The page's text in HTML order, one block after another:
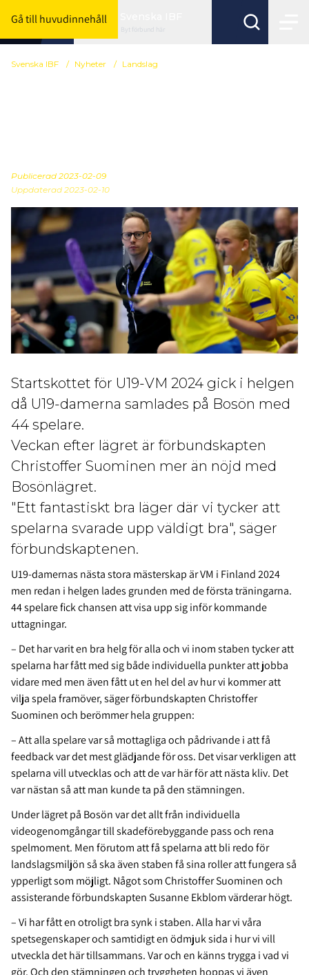
Gå till huvudinnehåll
Byt förbund här
Svenska IBF / Nyheter / Landslag
Publicerad 2023-02-09
Uppdaterad 2023-02-10
Startskottet för U19-VM 2024 gick i helgen
då U19-damerna samlades på Bosön med
44 spelare.
Veckan efter lägret är förbundskapten
Christoffer Suominen mer än nöjd med
Bosönlägret.
"Ett fantastiskt bra läger där vi tycker att
spelarna svarade upp väldigt bra", säger
förbundskaptenen.
U19-damernas nästa stora mästerskap är VM i Finland 2024
men redan i helgen lades grunden med de första träningarna.
44 spelare fick chansen att visa upp sig inför kommande
uttagningar.
– Det har varit en bra helg för alla och vi inom staben tycker att
spelarna har fått med sig både individuella punkter att jobba
vidare med men även fått ut en hel del av hur vi kommer att
vilja spela framöver, säger förbundskapten Christoffer
Suominen och berömmer hela gruppen:
– Att alla spelare var så mottagliga och pådrivande i att få
feedback var det mest glädjande för oss. Det visar verkligen att
spelarna vill utvecklas och att de var här för att nästa kliv. Det
var nästan så att man kunde ta på den stämningen.
Under lägret på Bosön var det allt från individuella
videogenomgångar till skadeförebyggande pass och rena
spelmoment. Men förutom att få spelarna att bli redo för
landslagsmiljön så ska även staben få sina roller att fungera så
ypperligt som möjligt. Något som Christoffer Suominen och
assisterande förbundskapten Susanne Ekblom värderar högt.
– Vi har fått en otroligt bra synk i staben. Alla har vi våra
spetsegenskaper och samtidigt en ödmjuk sida i hur vi vill
utveckla det här tillsammans. Var och en känns trygga i vad vi